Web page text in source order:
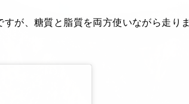
が、糖質と脂質を両方使いながら走りま